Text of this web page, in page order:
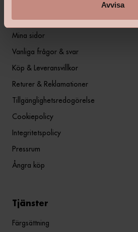
Avvisa
Mina sidor
Vanliga frågor & svar
Köp & Leveransvillkor
Returer & Reklamationer
Tillgänglighetsredogörelse
Cookiepolicy
Integritetspolicy
Pressrum
Ångra köp
Tjänster
Färgsättning